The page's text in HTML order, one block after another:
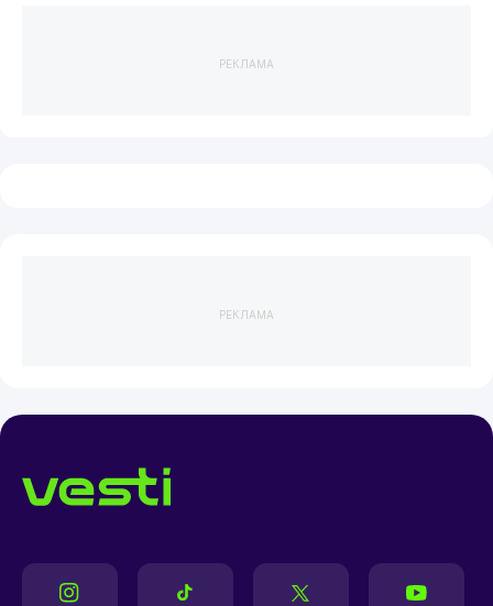
РЕКЛАМА
РЕКЛАМА